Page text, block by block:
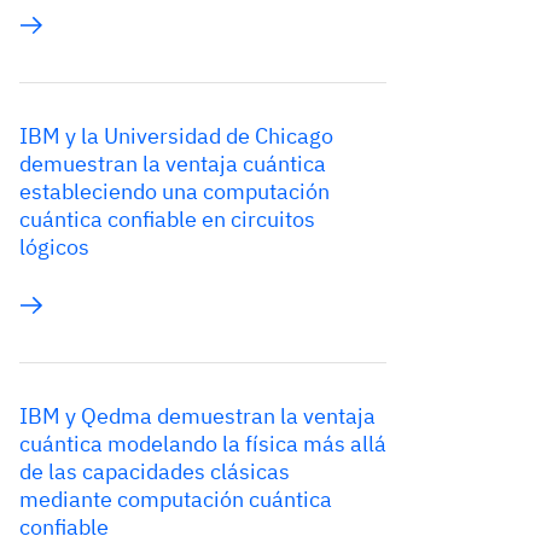
IBM y la Universidad de Chicago
demuestran la ventaja cuántica
estableciendo una computación
cuántica confiable en circuitos
lógicos
IBM y Qedma demuestran la ventaja
cuántica modelando la física más allá
de las capacidades clásicas
mediante computación cuántica
confiable